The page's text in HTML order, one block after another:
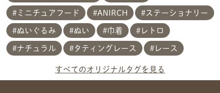
ミニチュアフード ANIRCH ステーショナリー
ぬいぐるみ ぬい 巾着 レトロ
ナチュラル タティングレース レース
すべてのオリジナルタグを見る
共有方法を選択